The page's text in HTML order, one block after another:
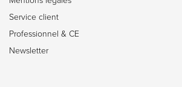
Service client
Professionnel & CE
Newsletter